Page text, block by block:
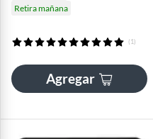
Retira mañana
(1)
Agregar